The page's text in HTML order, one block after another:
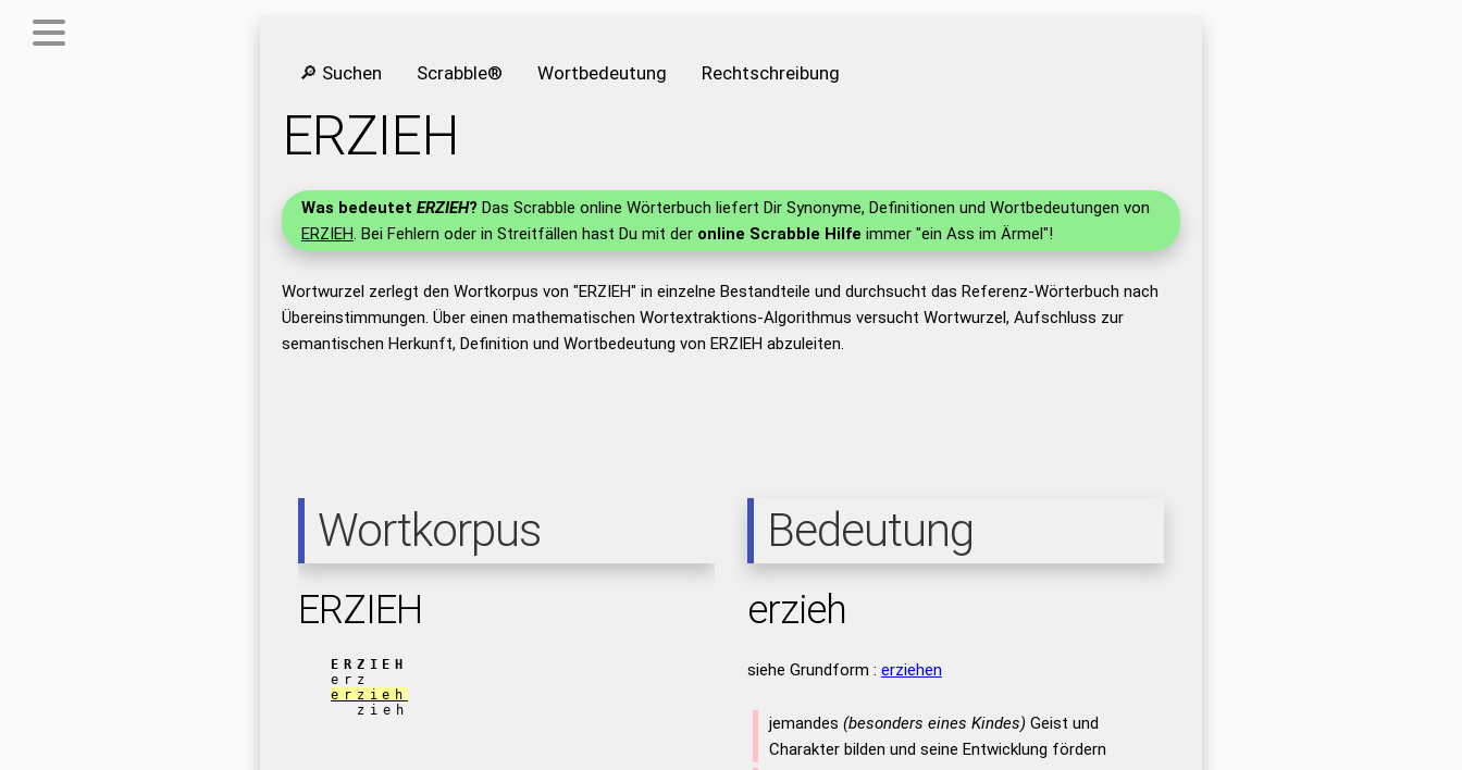
🔎 Suchen Scrabble® Wortbedeutung Rechtschreibung
ERZIEH
Was bedeutet ERZIEH? Das Scrabble online Wörterbuch liefert Dir Synonyme, Definitionen und Wortbedeutungen von
ERZIEH. Bei Fehlern oder in Streitfällen hast Du mit der online Scrabble Hilfe immer "ein Ass im Ärmel"!
Wortwurzel zerlegt den Wortkorpus von "ERZIEH" in einzelne Bestandteile und durchsucht das Referenz-Wörterbuch nach
Übereinstimmungen. Über einen mathematischen Wortextraktions-Algorithmus versucht Wortwurzel, Aufschluss zur
semantischen Herkunft, Definition und Wortbedeutung von ERZIEH abzuleiten.
Wortkorpus
ERZIEH
ERZIEH
erz
erzieh
zieh
Bedeutung
erzieh
siehe Grundform : erziehen
jemandes (besonders eines Kindes) Geist und
Charakter bilden und seine Entwicklung fördern